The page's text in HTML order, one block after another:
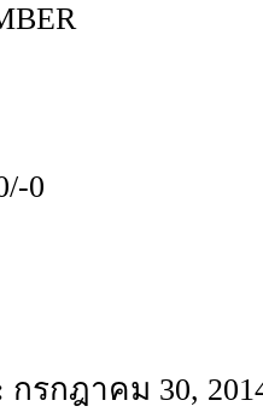
0
กรกฎาคม 30,